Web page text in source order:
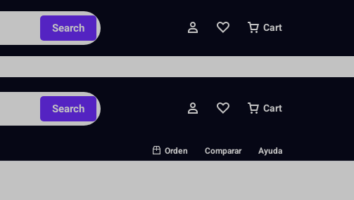
anticipados y pedidos personalizados.
Search Cart
Orden Comparar Ayuda
Search Cart